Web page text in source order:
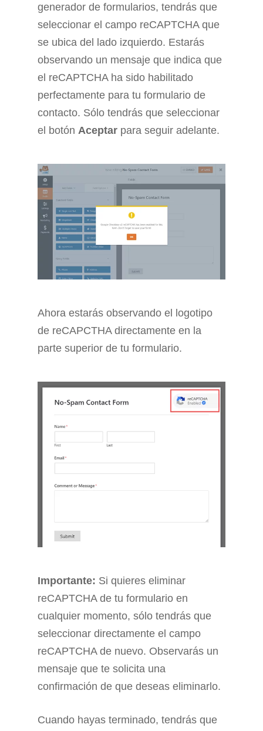
generador de formularios, tendrás que
seleccionar el campo reCAPTCHA que
se ubica del lado izquierdo. Estarás
observando un mensaje que indica que
el reCAPTCHA ha sido habilitado
perfectamente para tu formulario de
contacto. Sólo tendrás que seleccionar
el botón Aceptar para seguir adelante.
Ahora estarás observando el logotipo
de reCAPCTHA directamente en la
parte superior de tu formulario.
Importante: Si quieres eliminar
reCAPTCHA de tu formulario en
cualquier momento, sólo tendrás que
seleccionar directamente el campo
reCAPTCHA de nuevo. Observarás un
mensaje que te solicita una
confirmación de que deseas eliminarlo.
Cuando hayas terminado, tendrás que